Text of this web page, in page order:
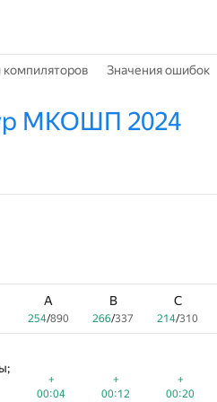
компиляторов Значения ошибок
МКОШП 2024
A
254/890
B
266/337
C
214/310
+
00:04
+
00:12
+
00:20
E
206/432
F
116/810
G
91/1096
+1
00:48
+2
01:17
+2
01:32
A
254/890
B
266/337
C
214/310
+
00:04
+
00:12
+
00:20